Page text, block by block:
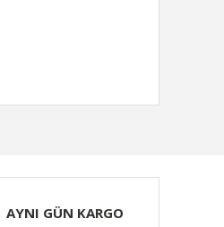
AYNI GÜN KARGO